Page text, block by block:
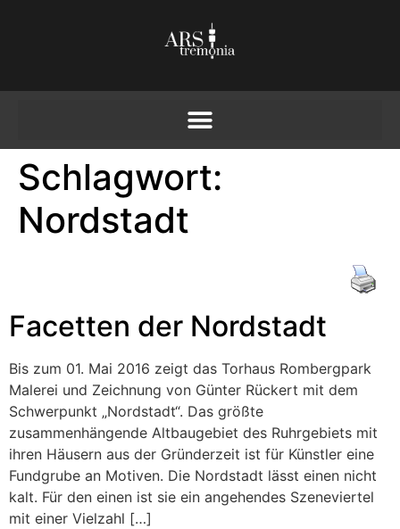
Schlagwort:
Nordstadt
Facetten der Nordstadt
Bis zum 01. Mai 2016 zeigt das Torhaus Rombergpark
Malerei und Zeichnung von Günter Rückert mit dem
Schwerpunkt „Nordstadt“. Das größte
zusammenhängende Altbaugebiet des Ruhrgebiets mit
ihren Häusern aus der Gründerzeit ist für Künstler eine
Fundgrube an Motiven. Die Nordstadt lässt einen nicht
kalt. Für den einen ist sie ein angehendes Szeneviertel
mit einer Vielzahl […]